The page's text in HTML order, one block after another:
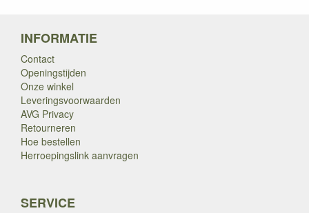
INFORMATIE
Contact
Openingstijden
Onze winkel
Leveringsvoorwaarden
AVG Privacy
Retourneren
Hoe bestellen
Herroepingslink aanvragen
SERVICE